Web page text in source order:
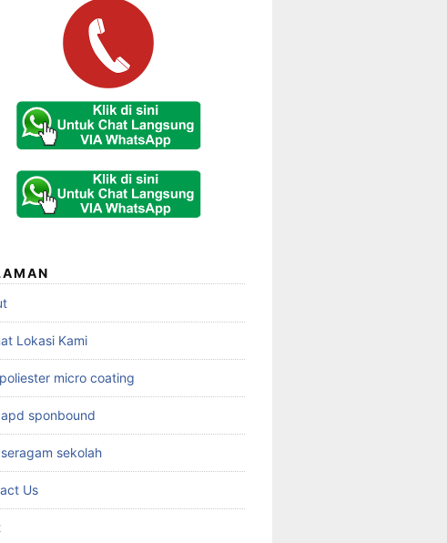
Lokasi Kami
micro coating
sponbound
sekolah
Us